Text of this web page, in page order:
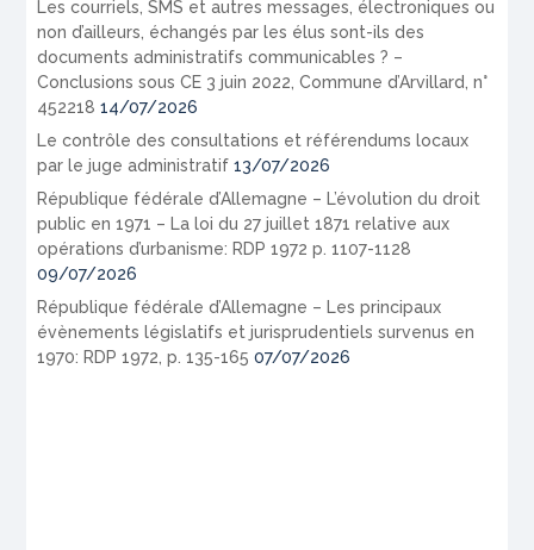
Les courriels, SMS et autres messages, électroniques ou
non d’ailleurs, échangés par les élus sont-ils des
documents administratifs communicables ? –
Conclusions sous CE 3 juin 2022, Commune d’Arvillard, n°
452218 14/07/2026
Le contrôle des consultations et référendums locaux
par le juge administratif 13/07/2026
République fédérale d’Allemagne – L’évolution du droit
public en 1971 – La loi du 27 juillet 1871 relative aux
opérations d’urbanisme: RDP 1972 p. 1107-1128
09/07/2026
République fédérale d’Allemagne – Les principaux
évènements législatifs et jurisprudentiels survenus en
1970: RDP 1972, p. 135-165 07/07/2026